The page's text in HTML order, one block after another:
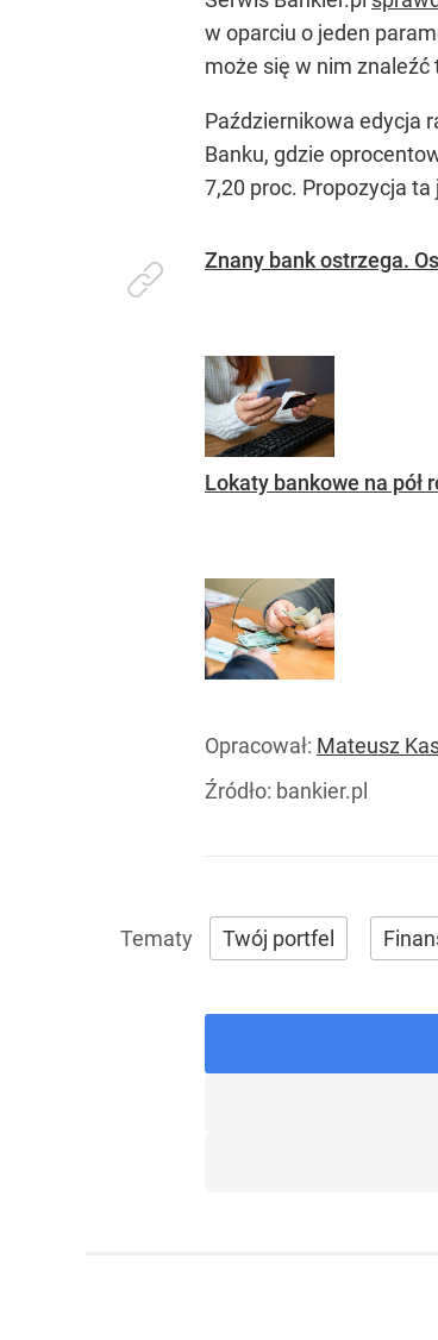
w oparciu o jeden
może się w nim
Październikowa edycja
Banku, gdzie
7,20 proc. Propozycja
Znany bank ostrzega.
Lokaty bankowe na
Opracował: Mateusz
Źródło: bankier.pl
Twój portfel